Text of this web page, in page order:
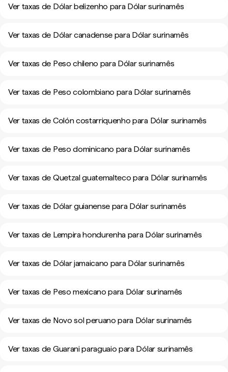
Ver taxas de Dólar belizenho para Dólar surinamês
Ver taxas de Dólar canadense para Dólar surinamês
Ver taxas de Peso chileno para Dólar surinamês
Ver taxas de Peso colombiano para Dólar surinamês
Ver taxas de Colón costarriquenho para Dólar surinamês
Ver taxas de Peso dominicano para Dólar surinamês
Ver taxas de Quetzal guatemalteco para Dólar surinamês
Ver taxas de Dólar guianense para Dólar surinamês
Ver taxas de Lempira hondurenha para Dólar surinamês
Ver taxas de Dólar jamaicano para Dólar surinamês
Ver taxas de Peso mexicano para Dólar surinamês
Ver taxas de Novo sol peruano para Dólar surinamês
Ver taxas de Guarani paraguaio para Dólar surinamês